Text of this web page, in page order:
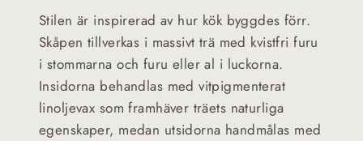
Stilen är inspirerad av hur kök byggdes förr.
Skåpen tillverkas i massivt trä med kvistfri furu
i stommarna och furu eller al i luckorna.
Insidorna behandlas med vitpigmenterat
linoljevax som framhäver träets naturliga
egenskaper, medan utsidorna handmålas med